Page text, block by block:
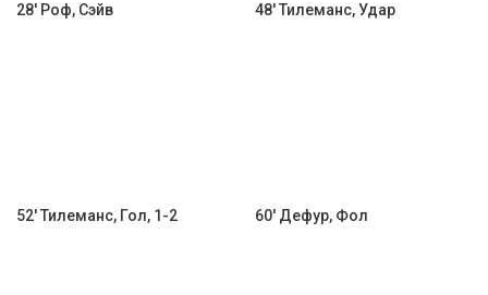
28' Роф, Сэйв 48' Тилеманс, Удар
52' Тилеманс, Гол, 1-2 60' Дефур, Фол